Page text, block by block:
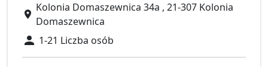
Kolonia Domaszewnica 34a , 21-307 Kolonia
Domaszewnica
1-21 Liczba osób